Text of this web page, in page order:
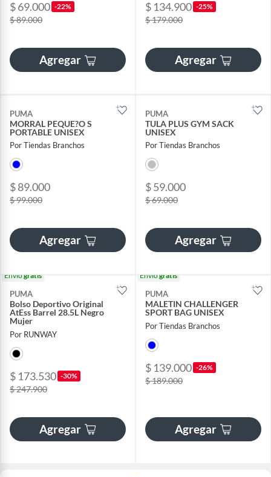
$ 69.000 -22%
$ 89.000
Agregar
$ 134.900 -25%
$ 179.000
Agregar
PUMA
MORRAL PEQUE?O S
PORTABLE UNISEX
Por Tiendas Branchos
$ 89.000
$ 99.000
Agregar
PUMA
TULA PLUS GYM SACK
UNISEX
Por Tiendas Branchos
$ 59.000
$ 69.000
Agregar
Envíogratis
PUMA
Bolso Deportivo Original
AtEss Barrel 28.5L Negro
Mujer
Por RUNWAY
$ 173.530 -30%
$ 247.900
Agregar
Envíogratis
PUMA
MALETIN CHALLENGER
SPORT BAG UNISEX
Por Tiendas Branchos
$ 139.000 -26%
$ 189.000
Agregar